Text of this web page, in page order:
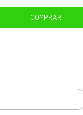
COMPRAR